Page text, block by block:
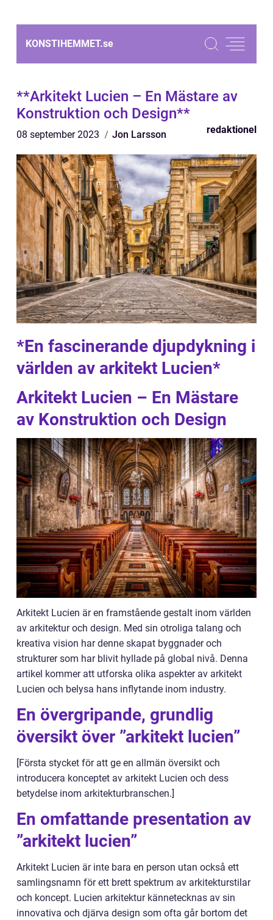
KONSTIHEMMET.se
**Arkitekt Lucien – En Mästare av
Konstruktion och Design**
08 september 2023 Jon Larsson redaktionel
*En fascinerande djupdykning i
världen av arkitekt Lucien*
Arkitekt Lucien – En Mästare
av Konstruktion och Design
Arkitekt Lucien är en framstående gestalt inom världen
av arkitektur och design. Med sin otroliga talang och
kreativa vision har denne skapat byggnader och
strukturer som har blivit hyllade på global nivå. Denna
artikel kommer att utforska olika aspekter av arkitekt
Lucien och belysa hans inflytande inom industry.
En övergripande, grundlig
översikt över ”arkitekt lucien”
[Första stycket för att ge en allmän översikt och
introducera konceptet av arkitekt Lucien och dess
betydelse inom arkitekturbranschen.]
En omfattande presentation av
”arkitekt lucien”
Arkitekt Lucien är inte bara en person utan också ett
samlingsnamn för ett brett spektrum av arkitekturstilar
och koncept. Lucien arkitektur kännetecknas av sin
innovativa och djärva design som ofta går bortom det